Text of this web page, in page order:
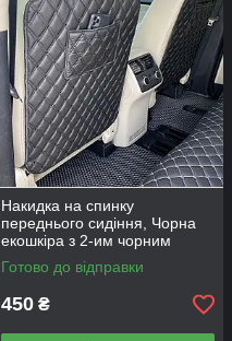
Накидка на спинку
переднього сидіння, Чорна
екошкіра з 2-им чорним
рядком (з карманом під
планшет)
Готово до відправки
450 ₴